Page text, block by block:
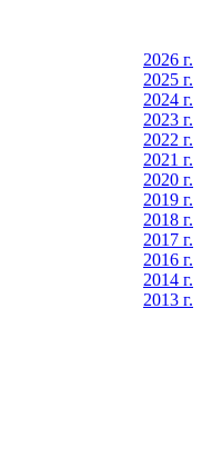
2026 г.
2025 г.
2024 г.
2023 г.
2022 г.
2021 г.
2020 г.
2019 г.
2018 г.
2017 г.
2016 г.
2014 г.
2013 г.